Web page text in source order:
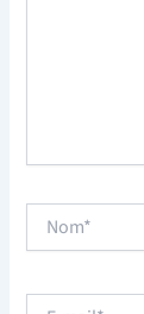
Nom*